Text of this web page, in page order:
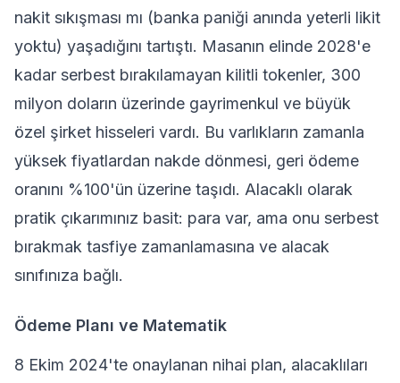
nakit sıkışması mı (banka paniği anında yeterli likit
yoktu) yaşadığını tartıştı. Masanın elinde 2028'e
kadar serbest bırakılamayan kilitli tokenler, 300
milyon doların üzerinde gayrimenkul ve büyük
özel şirket hisseleri vardı. Bu varlıkların zamanla
yüksek fiyatlardan nakde dönmesi, geri ödeme
oranını %100'ün üzerine taşıdı. Alacaklı olarak
pratik çıkarımınız basit: para var, ama onu serbest
bırakmak tasfiye zamanlamasına ve alacak
sınıfınıza bağlı.
Ödeme Planı ve Matematik
8 Ekim 2024'te onaylanan nihai plan, alacaklıları